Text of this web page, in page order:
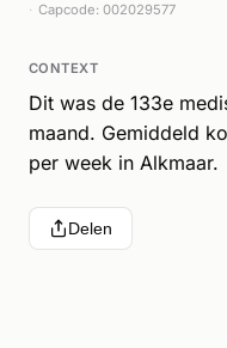
Capcode: 002029577
CONTEXT
Dit was de 133e
maand. Gemiddeld
per week in Alkmaar.
Delen